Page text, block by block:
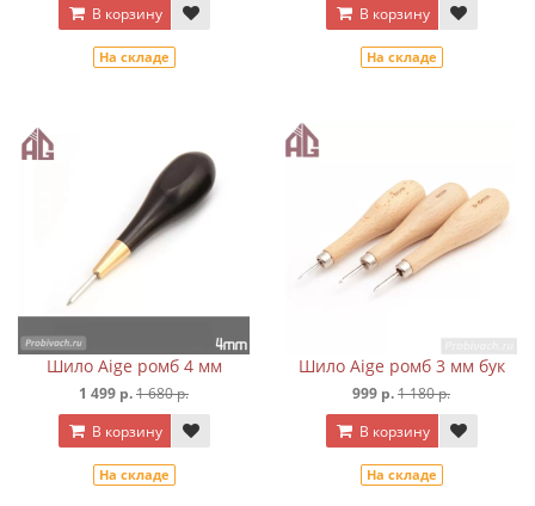
В корзину
На складе
В корзину
На складе
Шило Aige ромб 4 мм
1 499 р.1 680 р.
В корзину
На складе
Шило Aige ромб 3 мм бук
999 р.1 180 р.
В корзину
На складе